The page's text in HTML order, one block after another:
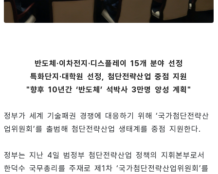
반도체·이차전지·디스플레이 15개 분야 선정
특화단지·대학원 선정, 첨단전략산업 중점 지원
"향후 10년간 ‘반도체’ 석박사 3만명 양성 계획"
정부가 세계 기술패권 경쟁에 대응하기 위해 ‘국가첨단전략산
업위원회’를 출범해 첨단전략산업 생태계를 중점 지원한다.
정부는 지난 4일 범정부 첨단전략산업 정책의 지휘본부로서
한덕수 국무총리를 주재로 제1차 ‘국가첨단전략산업위원회’를